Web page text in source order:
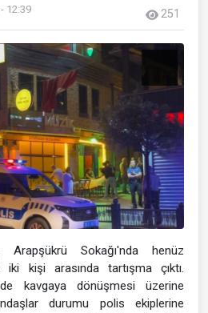
12:39 251
Sokağı'nda henüz
kişi arasında tartışma çıktı.
kavgaya dönüşmesi üzerine
durumu polis ekiplerine